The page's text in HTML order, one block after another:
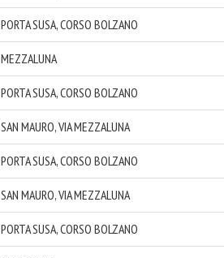
PORTA SUSA, CORSO BOLZANO
MEZZALUNA
PORTA SUSA, CORSO BOLZANO
SAN MAURO, VIA MEZZALUNA
PORTA SUSA, CORSO BOLZANO
SAN MAURO, VIA MEZZALUNA
PORTA SUSA, CORSO BOLZANO